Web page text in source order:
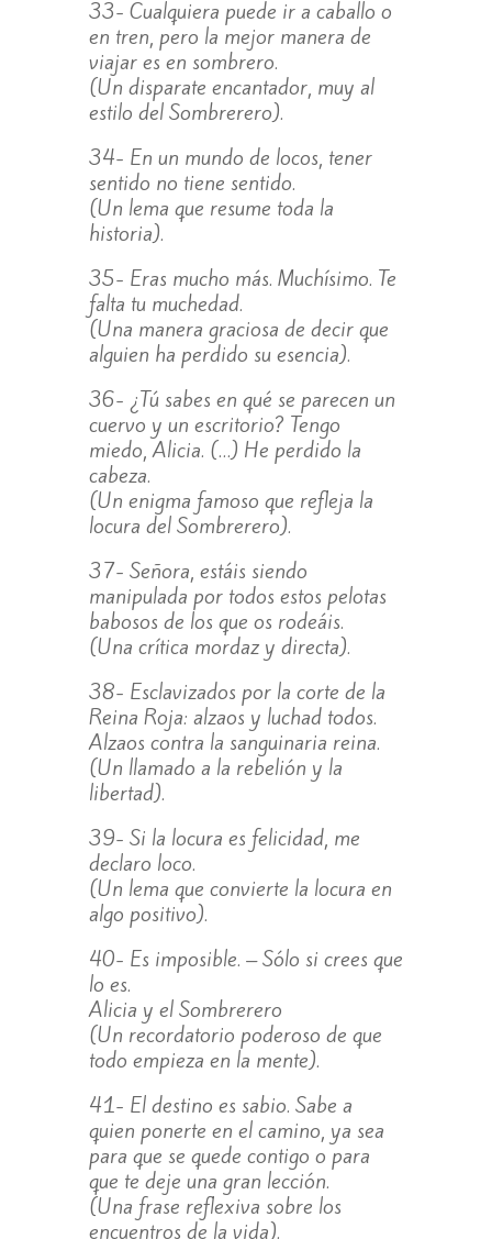
33- Cualquiera puede ir a caballo o
en tren, pero la mejor manera de
viajar es en sombrero.
(Un disparate encantador, muy al
estilo del Sombrerero).
34- En un mundo de locos, tener
sentido no tiene sentido.
(Un lema que resume toda la
historia).
35- Eras mucho más. Muchísimo. Te
falta tu muchedad.
(Una manera graciosa de decir que
alguien ha perdido su esencia).
36- ¿Tú sabes en qué se parecen un
cuervo y un escritorio? Tengo
miedo, Alicia. (…) He perdido la
cabeza.
(Un enigma famoso que refleja la
locura del Sombrerero).
37- Señora, estáis siendo
manipulada por todos estos pelotas
babosos de los que os rodeáis.
(Una crítica mordaz y directa).
38- Esclavizados por la corte de la
Reina Roja: alzaos y luchad todos.
Alzaos contra la sanguinaria reina.
(Un llamado a la rebelión y la
libertad).
39- Si la locura es felicidad, me
declaro loco.
(Un lema que convierte la locura en
algo positivo).
40- Es imposible. – Sólo si crees que
lo es.
Alicia y el Sombrerero
(Un recordatorio poderoso de que
todo empieza en la mente).
41- El destino es sabio. Sabe a
quien ponerte en el camino, ya sea
para que se quede contigo o para
que te deje una gran lección.
(Una frase reflexiva sobre los
encuentros de la vida).